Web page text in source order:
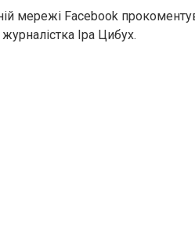
мережі Facebook
Іра Цибух.